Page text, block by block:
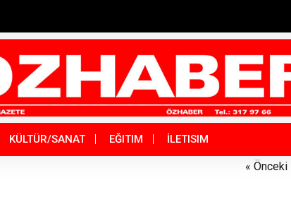
KÜLTÜR/SANAT EĞITIM İLETISIM
« Önceki